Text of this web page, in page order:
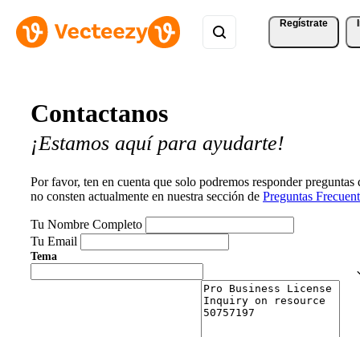
Regístrate
Contactanos
¡Estamos aquí para ayudarte!
Por favor, ten en cuenta que solo podremos responder preguntas
no consten actualmente en nuestra sección de Preguntas
Tu Nombre Completo
Tu Email
Tema